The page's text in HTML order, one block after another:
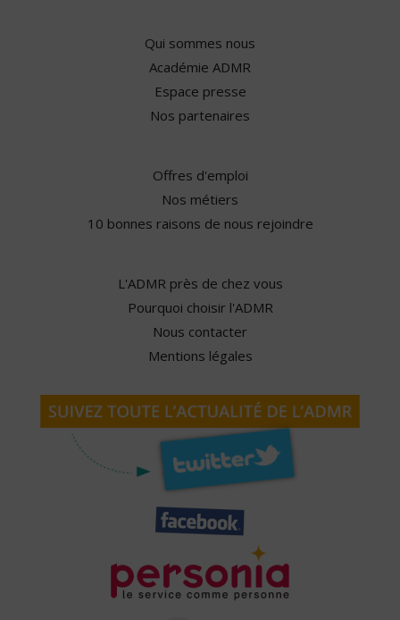
Qui sommes nous
Académie ADMR
Espace presse
Nos partenaires
Offres d'emploi
Nos métiers
10 bonnes raisons de nous rejoindre
L'ADMR près de chez vous
Pourquoi choisir l'ADMR
Nous contacter
Mentions légales